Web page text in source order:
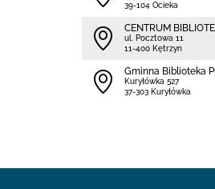
39-104 Ocieka
CENTRUM
ul. Pocztowa 11
11-400 Kętrzyn
Gminna Biblioteka
Kuryłówka 527
37-303 Kuryłówka